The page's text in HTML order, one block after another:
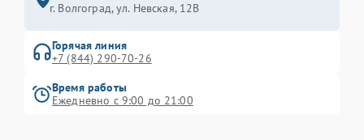
г. Волгоград, ул. Невская, 12В
Горячая линия
+7 (844) 290-70-26
Время работы
Ежедневно с 9:00 до 21:00